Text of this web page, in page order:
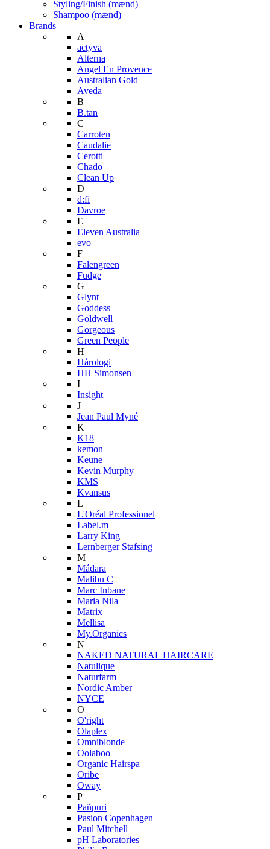
Styling/Finish (mænd)
Shampoo (mænd)
Brands
A
actyva
Alterna
Angel En Provence
Australian Gold
Aveda
B
B.tan
C
Carroten
Caudalie
Cerotti
Chado
Clean Up
D
d:fi
Davroe
E
Eleven Australia
evo
F
Falengreen
Fudge
G
Glynt
Goddess
Goldwell
Gorgeous
Green People
H
Hårologi
HH Simonsen
I
Insight
J
Jean Paul Myné
K
K18
kemon
Keune
Kevin Murphy
KMS
Kvansus
L
L'Oréal Professionel
Label.m
Larry King
Lernberger Stafsing
M
Mádara
Malibu C
Marc Inbane
Maria Nila
Matrix
Mellisa
My.Organics
N
NAKED NATURAL HAIRCARE
Natulique
Naturfarm
Nordic Amber
NYCE
O
O'right
Olaplex
Omniblonde
Oolaboo
Organic Hairspa
Oribe
Oway
P
Pañpuri
Pasion Copenhagen
Paul Mitchell
pH Laboratories